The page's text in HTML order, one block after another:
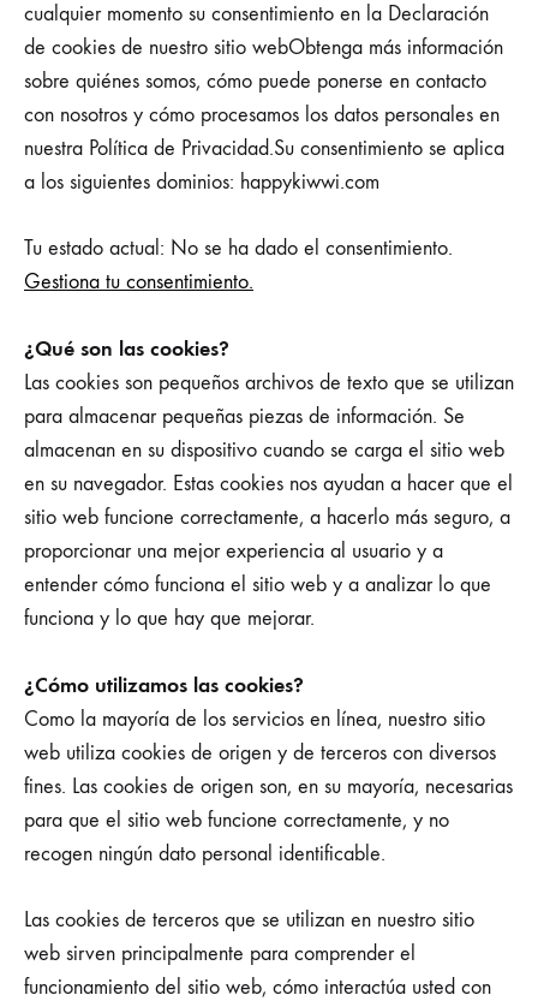
cualquier momento su consentimiento en la Declaración
de cookies de nuestro sitio webObtenga más información
sobre quiénes somos, cómo puede ponerse en contacto
con nosotros y cómo procesamos los datos personales en
nuestra Política de Privacidad.Su consentimiento se aplica
a los siguientes dominios: happykiwwi.com
Tu estado actual: No se ha dado el consentimiento.
Gestiona tu consentimiento.
¿Qué son las cookies?
Las cookies son pequeños archivos de texto que se utilizan
para almacenar pequeñas piezas de información. Se
almacenan en su dispositivo cuando se carga el sitio web
en su navegador. Estas cookies nos ayudan a hacer que el
sitio web funcione correctamente, a hacerlo más seguro, a
proporcionar una mejor experiencia al usuario y a
entender cómo funciona el sitio web y a analizar lo que
funciona y lo que hay que mejorar.
¿Cómo utilizamos las cookies?
Como la mayoría de los servicios en línea, nuestro sitio
web utiliza cookies de origen y de terceros con diversos
fines. Las cookies de origen son, en su mayoría, necesarias
para que el sitio web funcione correctamente, y no
recogen ningún dato personal identificable.
Las cookies de terceros que se utilizan en nuestro sitio
web sirven principalmente para comprender el
funcionamiento del sitio web, cómo interactúa usted con